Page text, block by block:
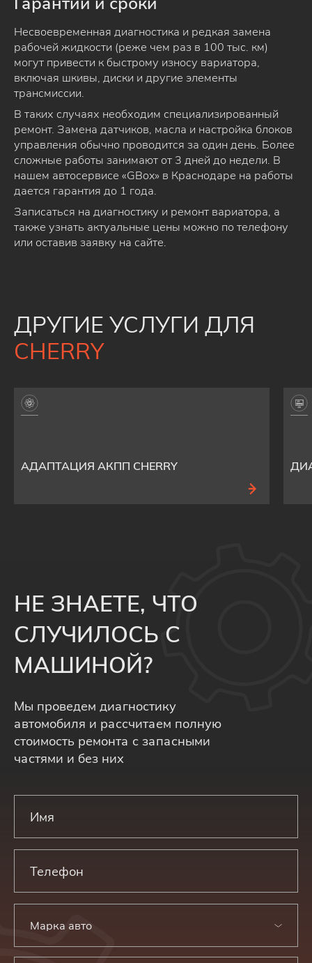
Несвоевременная диагностика и редкая замена
рабочей жидкости (реже чем раз в 100 тыс. км)
могут привести к быстрому износу вариатора,
включая шкивы, диски и другие элементы
трансмиссии.
В таких случаях необходим специализированный
ремонт. Замена датчиков, масла и настройка блоков
управления обычно проводится за один день. Более
сложные работы занимают от 3 дней до недели. В
нашем автосервисе «GBox» в Краснодаре на работы
дается гарантия до 1 года.
Записаться на диагностику и ремонт вариатора, а
также узнать актуальные цены можно по телефону
или оставив заявку на сайте.
ДРУГИЕ УСЛУГИ ДЛЯ
CHERRY
АДАПТАЦИЯ АКПП CHERRY
НЕ ЗНАЕТЕ, ЧТО
СЛУЧИЛОСЬ С
МАШИНОЙ?
Мы проведем диагностику
автомобиля и рассчитаем полную
стоимость ремонта с запасными
частями и без них
Марка авто